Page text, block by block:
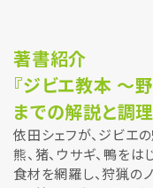
著書紹介
『ジビエ教本 ～
までの解説と調
依田シェフが、ジビエ
熊、猪、ウサギ、鴨を
食材を網羅し、狩猟の